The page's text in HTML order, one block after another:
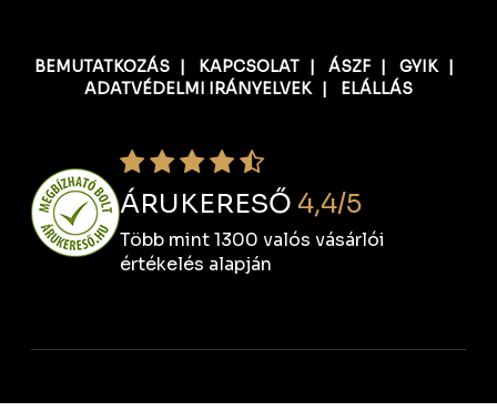
BEMUTATKOZÁS| KAPCSOLAT| ÁSZF| GYIK|
ADATVÉDELMI IRÁNYELVEK| ELÁLLÁS
ÁRUKERESŐ 4,4/5
Több mint 1300 valós vásárlói
értékelés alapján